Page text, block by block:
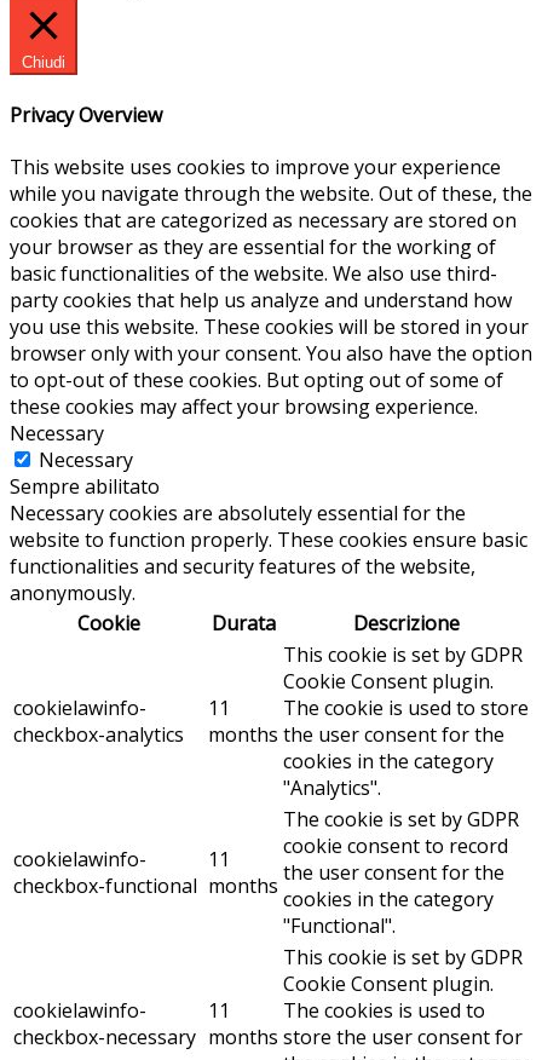
Chiudi
Privacy Overview
This website uses cookies to improve your experience
while you navigate through the website. Out of these, the
cookies that are categorized as necessary are stored on
your browser as they are essential for the working of
basic functionalities of the website. We also use third-
party cookies that help us analyze and understand how
you use this website. These cookies will be stored in your
browser only with your consent. You also have the option
to opt-out of these cookies. But opting out of some of
these cookies may affect your browsing experience.
Necessary
Necessary
Sempre abilitato
Necessary cookies are absolutely essential for the
website to function properly. These cookies ensure basic
functionalities and security features of the website,
anonymously.
Cookie
Durata Descrizione
cookielawinfo-
checkbox-analytics
11
months
This cookie is set by GDPR
Cookie Consent plugin.
The cookie is used to store
the user consent for the
cookies in the category
"Analytics".
cookielawinfo-
checkbox-functional
11
months
The cookie is set by GDPR
cookie consent to record
the user consent for the
cookies in the category
"Functional".
cookielawinfo-
checkbox-necessary
11
months
This cookie is set by GDPR
Cookie Consent plugin.
The cookies is used to
store the user consent for